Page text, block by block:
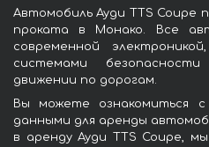
Автомобиль Ауди TTS Coupe
проката в Монако. Все
современной
системами
движении по дорогам.
Вы можете ознакомиться
данными для аренды
в аренду Ауди TTS Coupe,